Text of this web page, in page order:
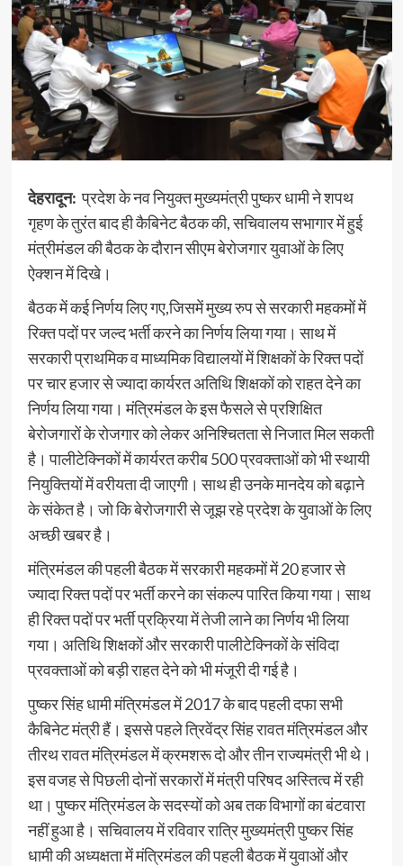
देहरादून: प्रदेश के नव नियुक्त मुख्यमंत्री पुष्कर धामी ने शपथ
गृहण के तुरंत बाद ही कैबिनेट बैठक की, सचिवालय सभागार में हुई
मंत्रीमंडल की बैठक के दौरान सीएम बेरोजगार युवाओं के लिए
ऐक्शन में दिखे।
बैठक में कई निर्णय लिए गए,जिसमें मुख्य रुप से सरकारी महकमों में
रिक्त पदों पर जल्द भर्ती करने का निर्णय लिया गया। साथ में
सरकारी प्राथमिक व माध्यमिक विद्यालयों में शिक्षकों के रिक्त पदों
पर चार हजार से ज्यादा कार्यरत अतिथि शिक्षकों को राहत देने का
निर्णय लिया गया। मंत्रिमंडल के इस फैसले से प्रशिक्षित
बेरोजगारों के रोजगार को लेकर अनिश्चितता से निजात मिल सकती
है। पालीटेक्निकों में कार्यरत करीब 500 प्रवक्ताओं को भी स्थायी
नियुक्तियों में वरीयता दी जाएगी। साथ ही उनके मानदेय को बढ़ाने
के संकेत है। जो कि बेरोजगारी से जूझ रहे प्रदेश के युवाओं के लिए
अच्छी खबर है।
मंत्रिमंडल की पहली बैठक में सरकारी महकमों में 20 हजार से
ज्यादा रिक्त पदों पर भर्ती करने का संकल्प पारित किया गया। साथ
ही रिक्त पदों पर भर्ती प्रक्रिया में तेजी लाने का निर्णय भी लिया
गया। अतिथि शिक्षकों और सरकारी पालीटेक्निकों के संविदा
प्रवक्ताओं को बड़ी राहत देने को भी मंजूरी दी गई है।
पुष्कर सिंह धामी मंत्रिमंडल में 2017 के बाद पहली दफा सभी
कैबिनेट मंत्री हैं। इससे पहले त्रिवेंद्र सिंह रावत मंत्रिमंडल और
तीरथ रावत मंत्रिमंडल में क्रमशरू दो और तीन राज्यमंत्री भी थे।
इस वजह से पिछली दोनों सरकारों में मंत्री परिषद अस्तित्व में रही
था। पुष्कर मंत्रिमंडल के सदस्यों को अब तक विभागों का बंटवारा
नहीं हुआ है। सचिवालय में रविवार रात्रि मुख्यमंत्री पुष्कर सिंह
धामी की अध्यक्षता में मंत्रिमंडल की पहली बैठक में युवाओं और